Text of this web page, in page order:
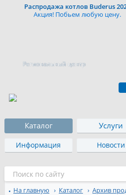
Распродажа котлов Buderus
Акция! Побьем любую цену.
Региональный центр
Каталог Услуги
Информация Новости
На главную Каталог
Архив